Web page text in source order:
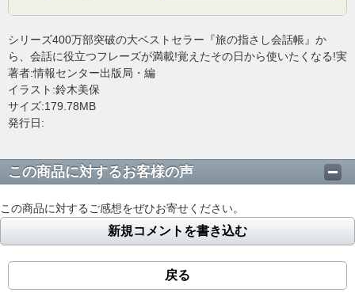
シリーズ400万部突破の大ベストセラー『旅の指さし会話帳』か
ら、会話に役立つフレーズが満載!覚えたその日から使いたくなる!実
著者:情報センター出版局・編
イラスト:鈴木美保
サイズ:179.78MB
発行日:
この商品に対するお客様の声
この商品に対するご感想をぜひお寄せください。
新規コメントを書き込む
戻る